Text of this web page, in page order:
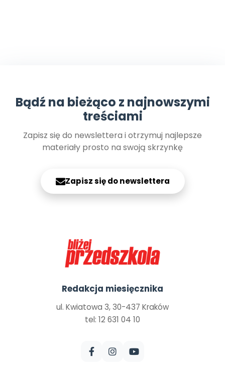
Bądź na bieżąco z najnowszymi
treściami
Zapisz się do newslettera i otrzymuj najlepsze
materiały prosto na swoją skrzynkę
Zapisz się do newslettera
Redakcja miesięcznika
ul. Kwiatowa 3, 30-437 Kraków
tel: 12 631 04 10